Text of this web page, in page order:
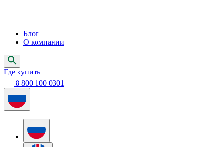
Блог
О компании
Где купить
8 800 100 0301